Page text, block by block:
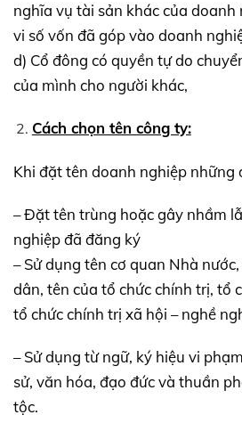
nghĩa vụ tài sản khác của
vi số vốn đã góp vào doanh
d) Cổ đông có quyền tự do
của mình cho người khác,
Cách chọn tên công ty:
Khi đặt tên doanh nghiệp những
– Đặt tên trùng hoặc gây nhầm
nghiệp đã đăng ký
– Sử dụng tên cơ quan Nhà
dân, tên của tổ chức chính trị, tổ
tổ chức chính trị xã hội – nghề
– Sử dụng từ ngữ, ký hiệu vi
sử, văn hóa, đạo đức và thuần
tộc.